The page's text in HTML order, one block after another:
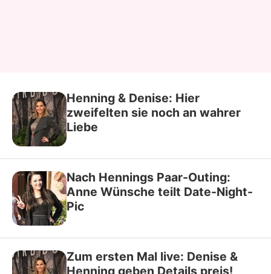
Henning & Denise: Hier
zweifelten sie noch an wahrer
Liebe
Nach Hennings Paar-Outing:
Anne Wünsche teilt Date-Night-
Pic
Zum ersten Mal live: Denise &
Henning geben Details preis!